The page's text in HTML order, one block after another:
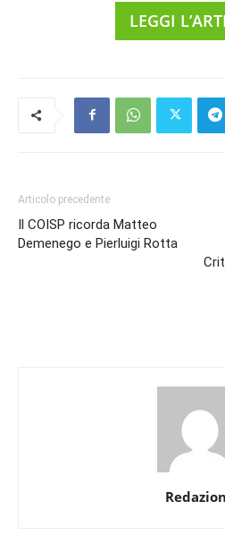
LEGGI
Articolo precedente
Il COISP ricorda Matteo
Demenego e Pierluigi Rotta